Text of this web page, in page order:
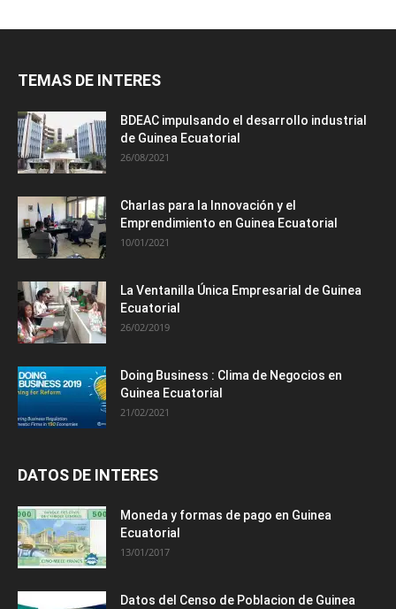
TEMAS DE INTERES
BDEAC impulsando el desarrollo industrial
de Guinea Ecuatorial
26/08/2021
Charlas para la Innovación y el
Emprendimiento en Guinea Ecuatorial
10/01/2021
La Ventanilla Única Empresarial de Guinea
Ecuatorial
26/02/2019
Doing Business : Clima de Negocios en
Guinea Ecuatorial
21/02/2021
DATOS DE INTERES
Moneda y formas de pago en Guinea
Ecuatorial
13/01/2017
Datos del Censo de Poblacion de Guinea